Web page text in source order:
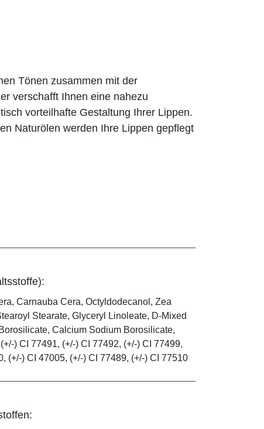
Tönen zusammen mit der
verschafft Ihnen eine nahezu
vorteilhafte Gestaltung Ihrer Lippen.
Naturölen werden Ihre Lippen gepflegt
Carnauba Cera, Octyldodecanol, Zea
Stearate, Glyceryl Linoleate, D-Mixed
Calcium Sodium Borosilicate,
) CI 77491, (+/-) CI 77492, (+/-) CI 77499,
(+/-) CI 47005, (+/-) CI 77489, (+/-) CI 77510